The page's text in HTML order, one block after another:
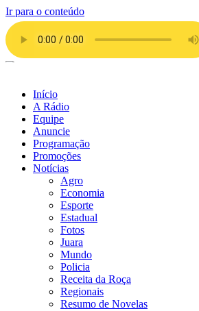
Ir para o conteúdo
Início
A Rádio
Equipe
Anuncie
Programação
Promoções
Notícias
Agro
Economia
Esporte
Estadual
Fotos
Juara
Mundo
Policia
Receita da Roça
Regionais
Resumo de Novelas